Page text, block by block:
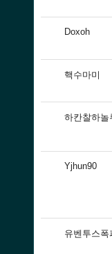
Doxoh
핵수마미
하칸찰하놀
Yjhun90
유벤투스폭